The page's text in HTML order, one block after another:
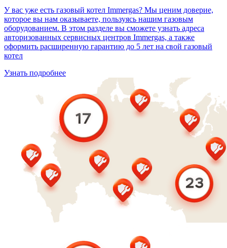
У вас уже есть газовый котел Immergas? Мы ценим доверие,
которое вы нам оказываете, пользуясь нашим газовым
оборудованием. В этом разделе вы сможете узнать адреса
авторизованных сервисных центров Immergas, а также
оформить расширенную гарантию до 5 лет на свой газовый
котел
Узнать подробнее